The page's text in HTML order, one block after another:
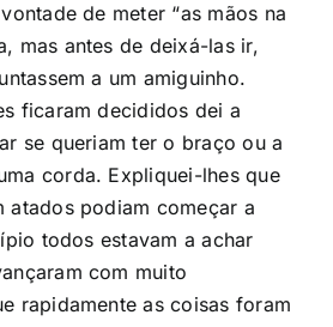
de meter “as mãos na
mas antes de deixá-las ir,
a um amiguinho.
ficaram decididos dei a
se queriam ter o braço ou a
corda. Expliquei-lhes que
atados podiam começar a
todos estavam a achar
com muito
rapidamente as coisas foram